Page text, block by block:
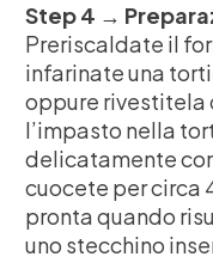
Step 4 →
Preriscaldate il
infarinate una
oppure rivestitela
l’impasto nella
delicatamente
cuocete per circa
pronta quando
uno stecchino